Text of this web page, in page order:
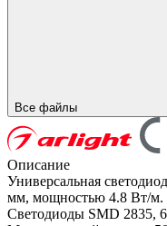
Все файлы
Описание
Универсальная
мм, мощностью 4.8 Вт/м.
Светодиоды SMD 2835,